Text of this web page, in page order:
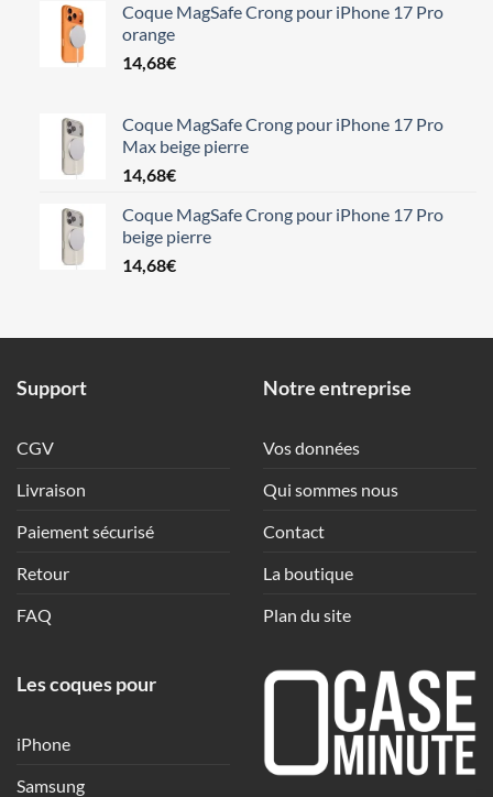
Coque MagSafe Crong pour iPhone 17 Pro
orange
14,68€
Coque MagSafe Crong pour iPhone 17 Pro
Max beige pierre
14,68€
Coque MagSafe Crong pour iPhone 17 Pro
beige pierre
14,68€
Support
CGV
Livraison
Paiement sécurisé
Retour
FAQ
Notre entreprise
Vos données
Qui sommes nous
Contact
La boutique
Plan du site
Les coques pour
iPhone
Samsung